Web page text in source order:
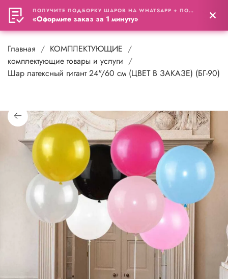
0
Главная
КОМПЛЕКТУЮЩИЕ
комплектующие товары и услуги
Шар латексный гигант 24"/60 см (ЦВЕТ В ЗАКАЗЕ) (БГ-90)
ПОЛУЧИТЕ ПОДБОРКУ ШАРОВ НА WHATSAPP + ПОДАРОК
«Оформите заказ за 1 минуту»